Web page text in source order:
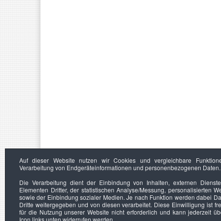
Auf dieser Website nutzen wir Cookies und vergleichbare
Verarbeitung von Endgeräteinformationen und personenbezogenen Daten.
Die Verarbeitung dient der Einbindung von Inhalten, externen
Elementen Dritter, der statistischen Analyse/Messung, personalisierten
sowie der Einbindung sozialer Medien. Je nach Funktion werden dabei
Dritte weitergegeben und von diesen verarbeitet. Diese Einwilligung ist
für die Nutzung unserer Website nicht erforderlich und kann jederzeit
Icon links unten widerrufen werden.